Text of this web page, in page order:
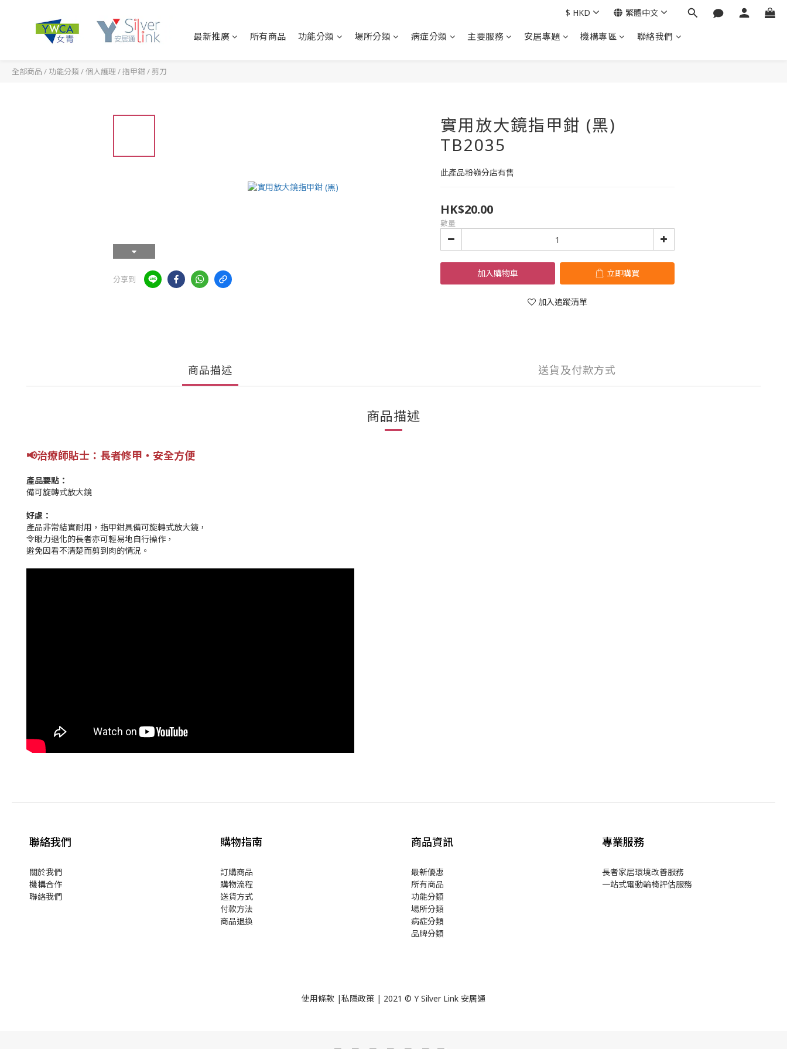
最新推廣 所有商品 功能分類 場所分類 病症分類 主要服務 安居專題 機構專區 聯絡我們
$ HKD 繁體中文
全部商品 / 功能分類 /個人護理/指甲鉗 / 剪刀
分享到
實用放大鏡指甲鉗 (黑)
TB2035
此產品粉嶺分店有售
HK$20.00
數量
加入購物車 立即購買
加入追蹤清單
商品描述 送貨及付款方式
商品描述
📢治療師貼士 ：長者修甲 ‧安全方便
產品要點：
備可旋轉式放大鏡
好處：
產品非常結實耐用，指甲鉗具備可旋轉式放大鏡，
令眼力退化的長者亦可輕易地自行操作，
避免因看不清楚而剪到肉的情況。
聯絡我們
關於我們
機構合作
聯絡我們
購物指南
訂購商品
購物流程
送貨方式
付款方法
商品退換
商品資訊
最新優惠
所有商品
功能分類
場所分類
病症分類
品牌分類
專業服務
長者家居環境改善服務
一站式電動輪椅評估服務
使用條款 |私隱政策 | 2021 © Y Silver Link 安居通